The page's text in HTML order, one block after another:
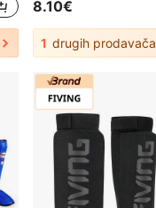
8.10€
1 drugih prodavača